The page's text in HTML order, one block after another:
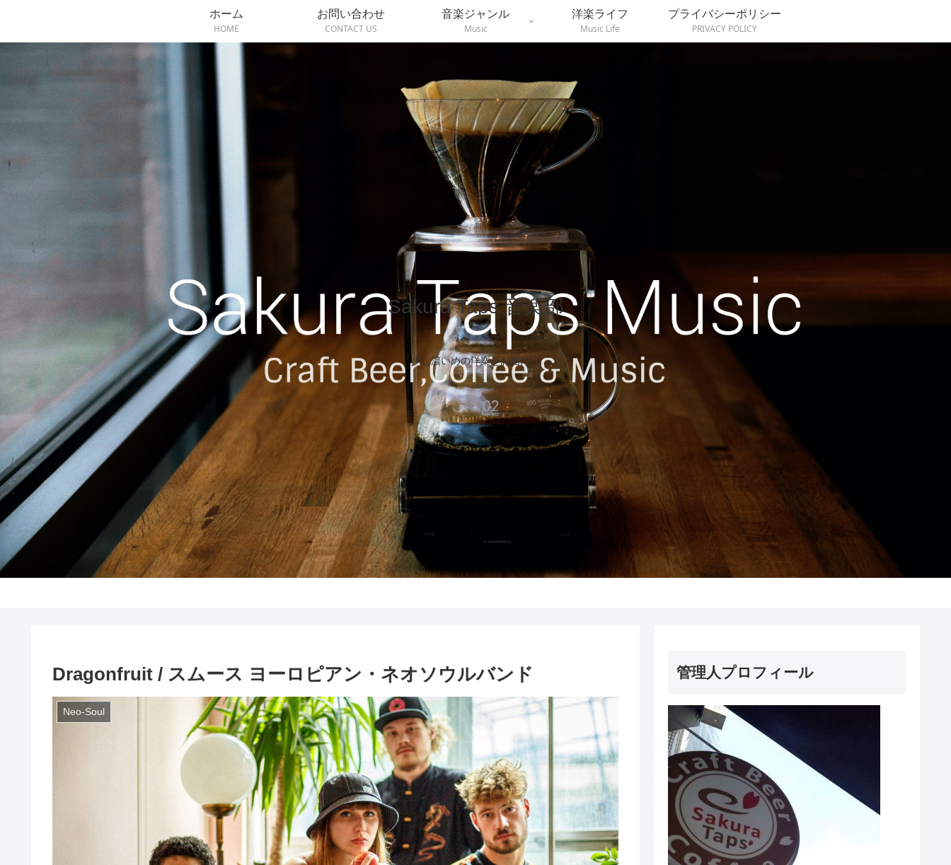
Sakura Taps 音楽部
少し濃いめの洋楽をお届け…
ホーム
HOME
お問い合わせ
CONTACT US
音楽ジャンル
Music
洋楽ライフ
Music Life
プライバシーポリシー
PRIVACY POLICY
Dragonfruit / スムース ヨーロピアン・ネオソウルバンド
Neo-Soul
管理人プロフィール